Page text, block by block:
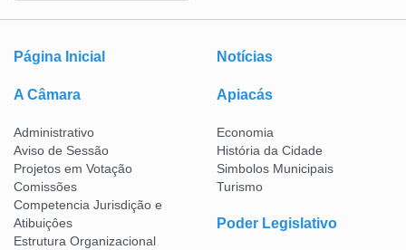
Página Inicial Notícias
A Câmara
Administrativo
Aviso de Sessão
Projetos em Votação
Comissões
Competencia Jurisdição e
Atibuiçôes
Estrutura Organizacional
Apiacás
Economia
História da Cidade
Simbolos Municipais
Turismo
Poder Legislativo